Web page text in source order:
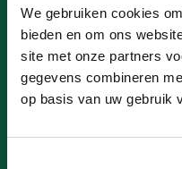
We gebruiken cookies
bieden en om ons
site met onze partners
gegevens combineren
op basis van uw gebruik
Bel ons op
070 376 57 65
Mail ons
info@caop.nl